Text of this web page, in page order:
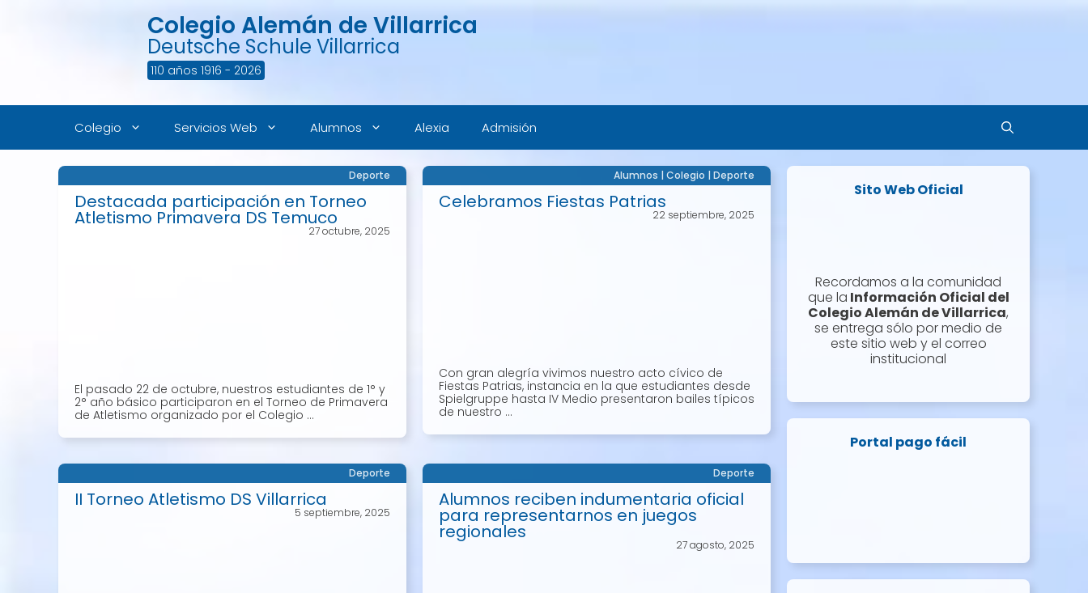
Colegio Alemán de Villarrica
Deutsche Schule Villarrica
110 años 1916 - 2026
Colegio Servicios Web Alumnos Alexia Admisión
Deporte
Destacada participación en Torneo
Atletismo Primavera DS Temuco
27 octubre, 2025
El pasado 22 de octubre, nuestros estudiantes de 1° y
2° año básico participaron en el Torneo de Primavera
de Atletismo organizado por el Colegio ...
Alumnos | Colegio | Deporte
Celebramos Fiestas Patrias
22 septiembre, 2025
Con gran alegría vivimos nuestro acto cívico de
Fiestas Patrias, instancia en la que estudiantes desde
Spielgruppe hasta IV Medio presentaron bailes típicos
de nuestro ...
Deporte
II Torneo Atletismo DS Villarrica
5 septiembre, 2025
Deporte
Alumnos reciben indumentaria oficial
para representarnos en juegos
regionales
27 agosto, 2025
Sito Web Oficial
Recordamos a la comunidad
que la Información Oficial del
Colegio Alemán de Villarrica,
se entrega sólo por medio de
este sitio web y el correo
institucional
Portal pago fácil